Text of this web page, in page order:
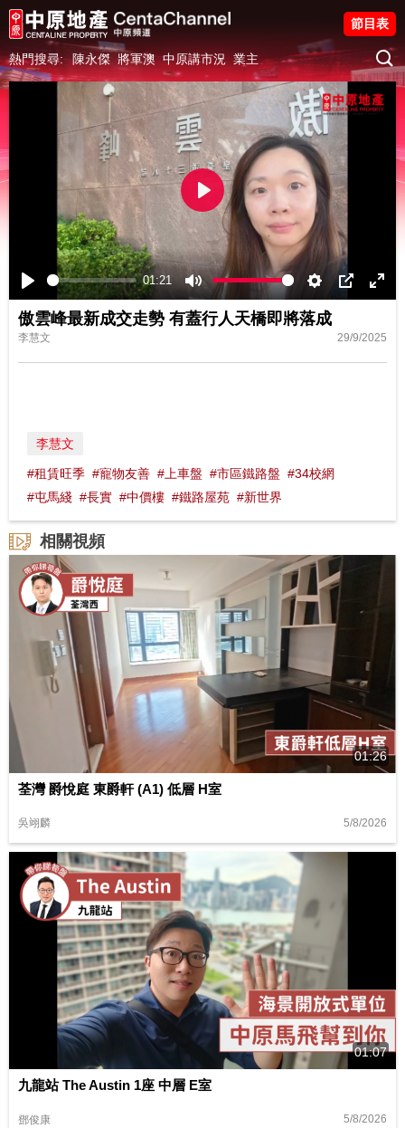
熱門搜尋: 陳永傑 將軍澳 中原講市況 業主
節目表
Play
01:21
Mute Settings
PIP
Play
傲雲峰最新成交走勢 有蓋行人天橋即將落成
李慧文 29/9/2025
李慧文
#租賃旺季 #寵物友善 #上車盤 #市區鐵路盤 #34校網
#屯馬綫 #長實 #中價樓 #鐵路屋苑 #新世界
相關視頻
01:26
荃灣 爵悅庭 東爵軒 (A1) 低層 H室
吳翊麟 5/8/2026
01:07
九龍站 The Austin 1座 中層 E室
鄧俊康 5/8/2026